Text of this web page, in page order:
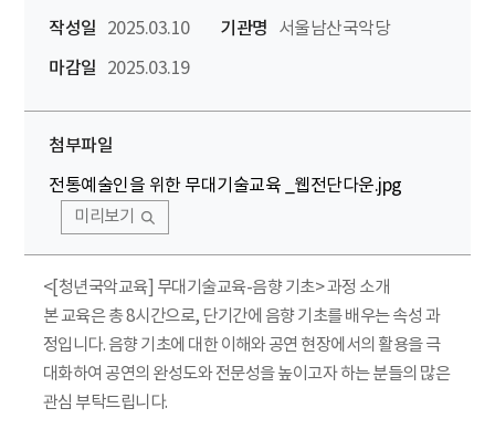
작성일
2025.03.10 기관명
서울남산국악당
마감일
2025.03.19
첨부파일
전통예술인을 위한 무대기술교육 _웹전단다운.jpg
미리보기
<[청년국악교육] 무대기술교육-음향 기초> 과정 소개
본 교육은 총 8시간으로, 단기간에 음향 기초를 배우는 속성 과
정입니다. 음향 기초에 대한 이해와 공연 현장에서의 활용을 극
대화하여 공연의 완성도와 전문성을 높이고자 하는 분들의 많은
관심 부탁드립니다.